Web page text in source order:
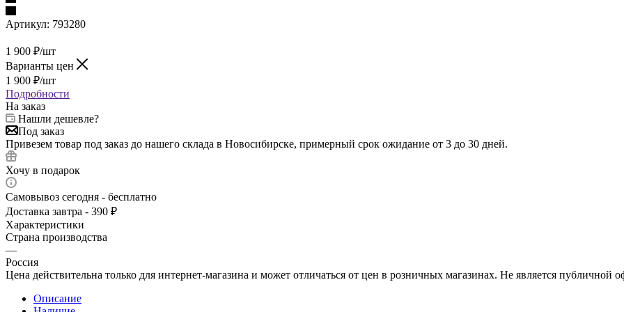
Артикул: 793280
1 900 ₽/шт
Варианты цен
1 900 ₽/шт
Подробности
На заказ
Нашли дешевле?
Под заказ
Привезем товар под заказ до нашего склада в Новосибирске, примерный срок ожидание от 3 до 30 дней.
Хочу в подарок
Самовывоз сегодня - бесплатно
Доставка завтра - 390 ₽
Характеристики
Страна производства
—
Россия
Цена действительна только для интернет-магазина и может отличаться от цен в розничных магазинах. Не является публичной
Описание